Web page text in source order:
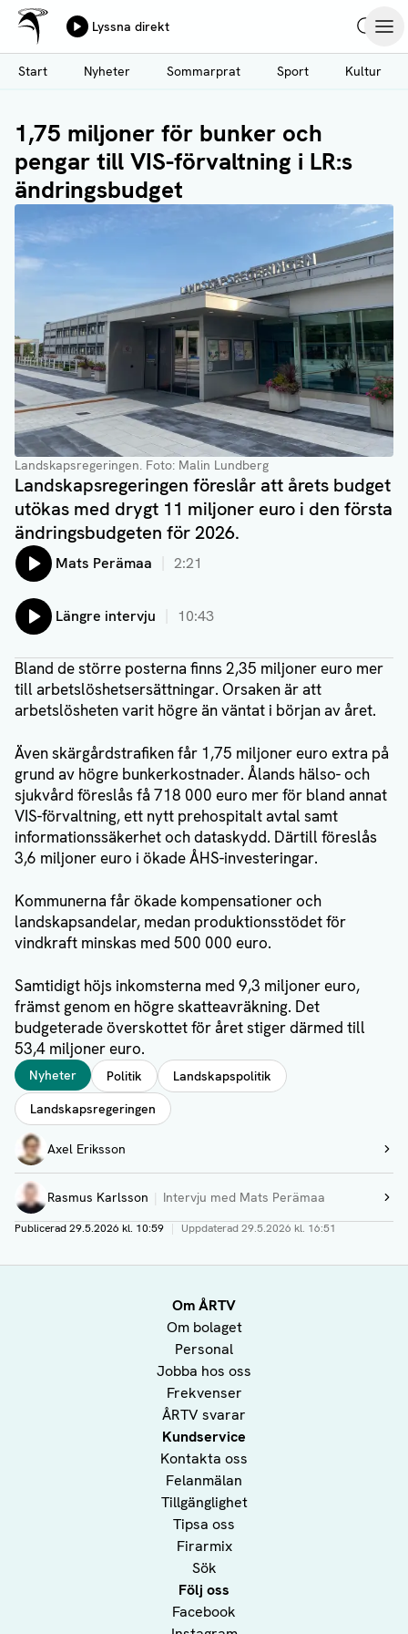
Hoppa
till
huvudinnehåll
Ålands Radio & TV
Lyssna direkt
Start
Nyheter Sommarprat Sport Kultur
1,75 miljoner för bunker och
pengar till VIS-förvaltning i LR:s
ändringsbudget
Landskapsregeringen. Foto: Malin Lundberg
Landskapsregeringen föreslår att årets budget
utökas med drygt 11 miljoner euro i den första
ändringsbudgeten för 2026.
Lyssna på:
Mats Perämaa 2:21
Lyssna på:
Längre intervju 10:43
Bland de större posterna finns 2,35 miljoner euro mer
till arbetslöshetsersättningar. Orsaken är att
arbetslösheten varit högre än väntat i början av året.
Även skärgårdstrafiken får 1,75 miljoner euro extra på
grund av högre bunkerkostnader. Ålands hälso- och
sjukvård föreslås få 718 000 euro mer för bland annat
VIS-förvaltning, ett nytt prehospitalt avtal samt
informationssäkerhet och dataskydd. Därtill föreslås
3,6 miljoner euro i ökade ÅHS-investeringar.
Kommunerna får ökade kompensationer och
landskapsandelar, medan produktionsstödet för
vindkraft minskas med 500 000 euro.
Samtidigt höjs inkomsterna med 9,3 miljoner euro,
främst genom en högre skatteavräkning. Det
budgeterade överskottet för året stiger därmed till
53,4 miljoner euro.
Taggar
Nyheter Politik
Landskapspolitik
Landskapsregeringen
Författare
Axel Eriksson
Visa profil
Rasmus Karlsson Intervju med Mats Perämaa
Visa profil
Publicerad29.5.2026 kl. 10:59 | Uppdaterad29.5.2026 kl. 16:51
Om ÅRTV
Om bolaget
Personal
Jobba hos oss
Frekvenser
ÅRTV svarar
Kundservice
Kontakta oss
Felanmälan
Tillgänglighet
Tipsa oss
Firarmix
Sök
Följ oss
Facebook